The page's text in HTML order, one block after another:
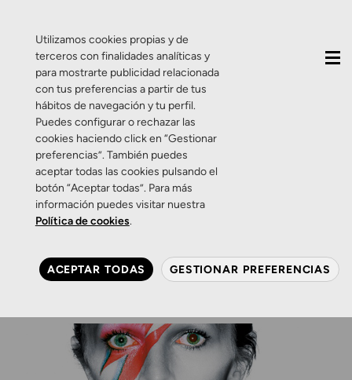
Etiqueta:david bowie
Curiosidades
Heterochromia, por David
14 DE ENERO DE 2016
0 COMENTARIOS
Utilizamos cookies propias y de
terceros con finalidades analíticas y
para mostrarte publicidad relacionada
con tus preferencias a partir de tus
hábitos de navegación y tu perfil.
Puedes configurar o rechazar las
cookies haciendo click en “Gestionar
preferencias”. También puedes
aceptar todas las cookies pulsando el
botón “Aceptar todas”. Para más
información puedes visitar nuestra
Política de cookies.
ACEPTAR TODAS GESTIONAR PREFERENCIAS